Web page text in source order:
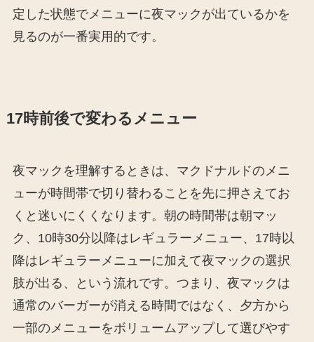
定した状態でメニューに夜マックが出ているかを
見るのが一番実用的です。
17時前後で変わるメニュー
夜マックを理解するときは、マクドナルドのメニ
ューが時間帯で切り替わることを先に押さえてお
くと迷いにくくなります。朝の時間帯は朝マッ
ク、10時30分以降はレギュラーメニュー、17時以
降はレギュラーメニューに加えて夜マックの選択
肢が出る、という流れです。つまり、夜マックは
通常のバーガーが消える時間ではなく、夕方から
一部のメニューをボリュームアップして選びやす